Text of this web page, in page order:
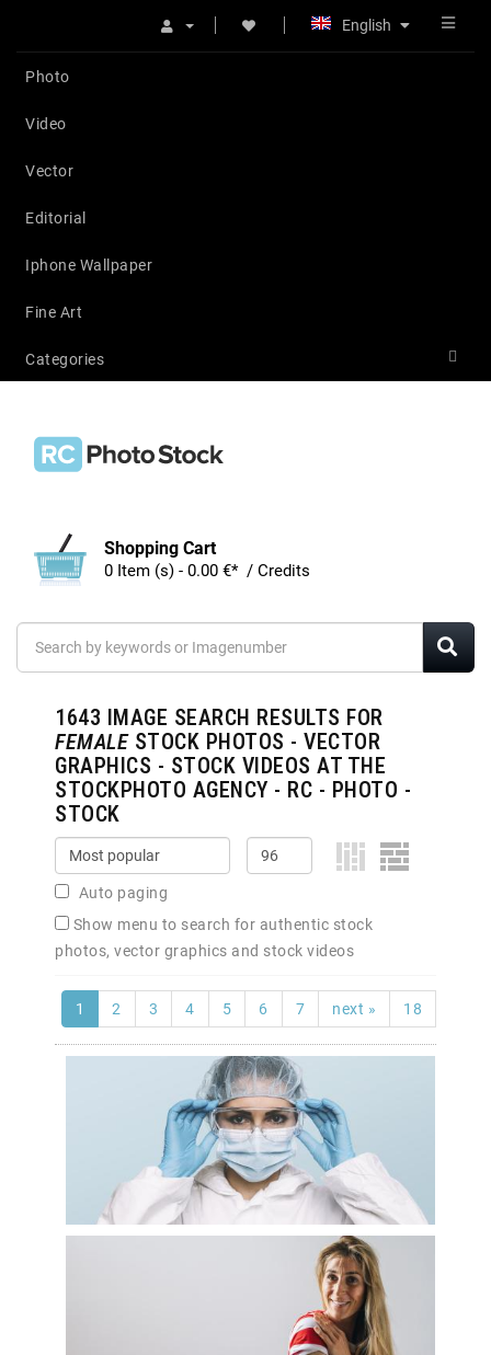
English
Photo
Video
Vector
Editorial
Iphone Wallpaper
Fine Art
Categories
Shopping Cart
0 Item (s) - 0.00 €* / Credits
1643 IMAGE SEARCH RESULTS FOR
FEMALESTOCK PHOTOS - VECTOR
GRAPHICS - STOCK VIDEOS AT THE
STOCKPHOTO AGENCY - RC - PHOTO -
STOCK
Auto paging
Show menu to search for authentic stock
photos, vector graphics and stock videos
1 2 3 4 5 6 7 next » 18